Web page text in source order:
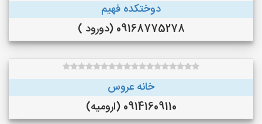
دوختکده فهیم
09168775278 (دورود )
خانه عروس
09141609110 (ارومیه)